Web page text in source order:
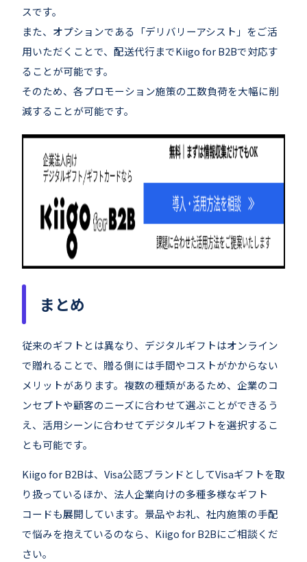
スです。
また、オプションである「デリバリーアシスト」をご活
用いただくことで、配送代行までKiigo for B2Bで対応す
ることが可能です。
そのため、各プロモーション施策の工数負荷を大幅に削
減することが可能です。
まとめ
従来のギフトとは異なり、デジタルギフトはオンライン
で贈れることで、贈る側には手間やコストがかからない
メリットがあります。複数の種類があるため、企業のコ
ンセプトや顧客のニーズに合わせて選ぶことができるう
え、活用シーンに合わせてデジタルギフトを選択するこ
とも可能です。
Kiigo for B2Bは、Visa公認ブランドとしてVisaギフトを取
り扱っているほか、法人企業向けの多種多様なギフト
コードも展開しています。景品やお礼、社内施策の手配
で悩みを抱えているのなら、Kiigo for B2Bにご相談くだ
さい。